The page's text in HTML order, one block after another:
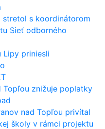
stretol s koordinátorom
Sieť odborného
Lipy priniesli
Topľou znižuje poplatky
nad Topľou privítal
školy v rámci projektu